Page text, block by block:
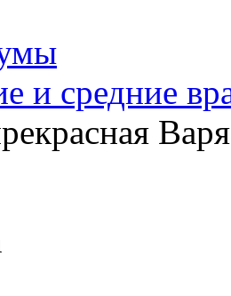
и средние
Варя